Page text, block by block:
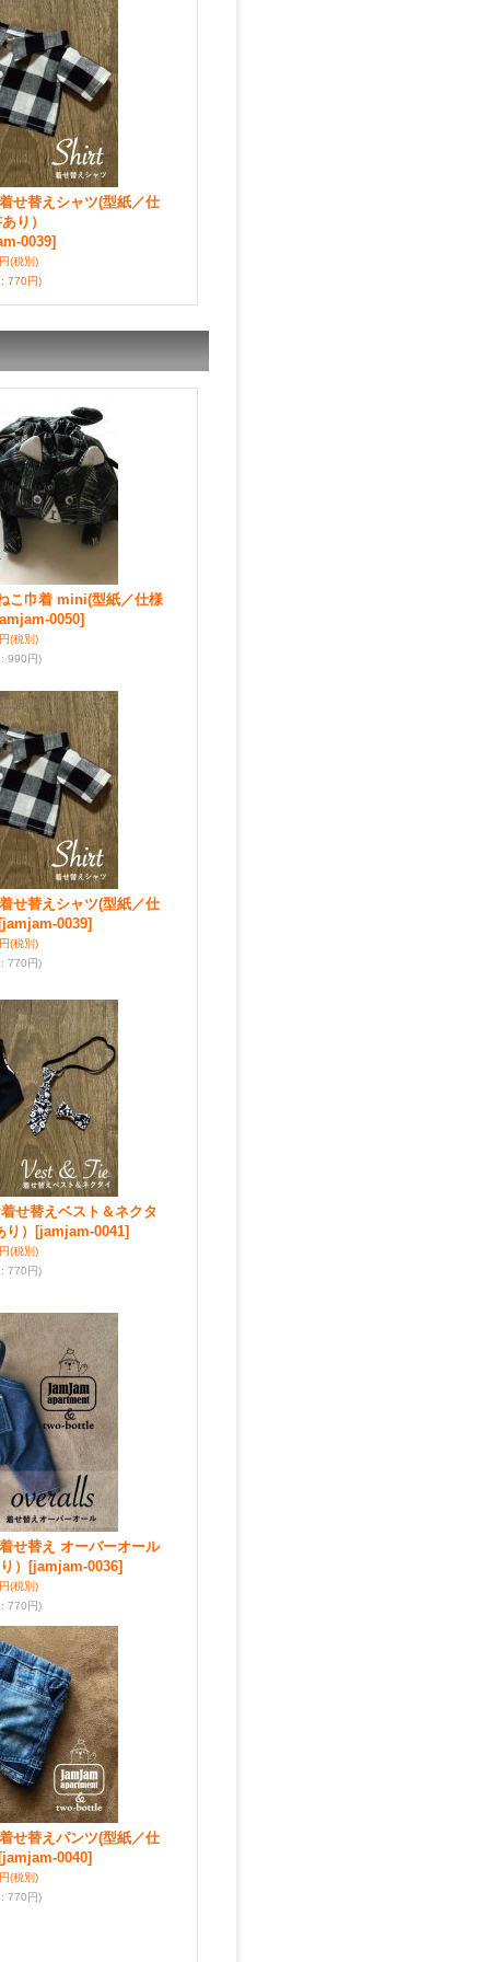
替えシャツ(型紙／仕
り）
0039]
(税別)
: 770円)
巾着 mini(型紙／仕様
0050]
(税別)
: 990円)
替えシャツ(型紙／仕
0039]
(税別)
: 770円)
せ替えベスト＆ネクタ
）
[jamjam-0041]
(税別)
: 770円)
替え オーバーオール
）
[jamjam-0036]
(税別)
: 770円)
替えパンツ(型紙／仕
0040]
(税別)
: 770円)